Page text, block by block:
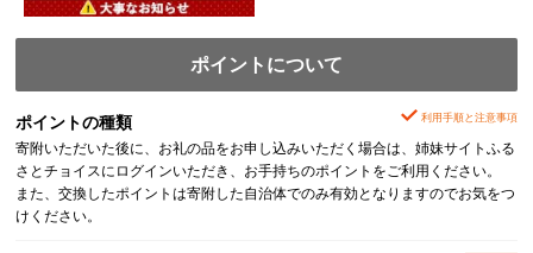
ポイントについて
ポイントの種類 利用手順と注意事項
寄附いただいた後に、お礼の品をお申し込みいただく場合は、姉妹サイトふる
さとチョイスにログインいただき、お手持ちのポイントをご利用ください。
また、交換したポイントは寄附した自治体でのみ有効となりますのでお気をつ
けください。